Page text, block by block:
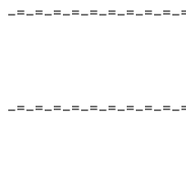
-=-=-=-=-=-=-=-=-
-=-=-=-=-=-=-=-=-